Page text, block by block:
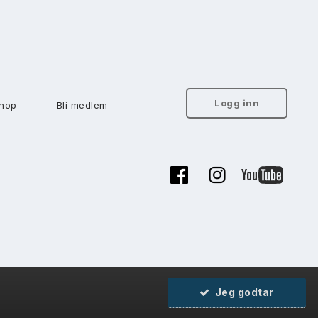
Logg inn
Bli medlem
Jeg godtar